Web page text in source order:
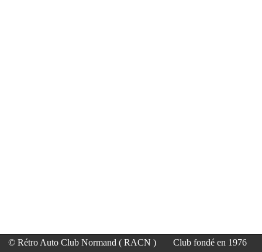
© Rétro Auto Club Normand ( RACN ) Club fondé en 1976